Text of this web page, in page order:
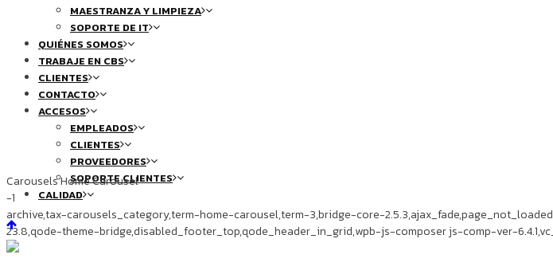
MAESTRANZA Y LIMPIEZA
SOPORTE DE IT
QUIÉNES SOMOS
TRABAJE EN CBS
CLIENTES
CONTACTO
ACCESOS
EMPLEADOS
CLIENTES
PROVEEDORES
SOPORTE CLIENTES
CALIDAD
Carousels Home Carousel
-1
archive,tax-carousels_category,term-home-carousel,term-3,bridge-core-
23.8,qode-theme-bridge,disabled_footer_top,qode_header_in_grid,wpb-js-composer js-comp-ver-